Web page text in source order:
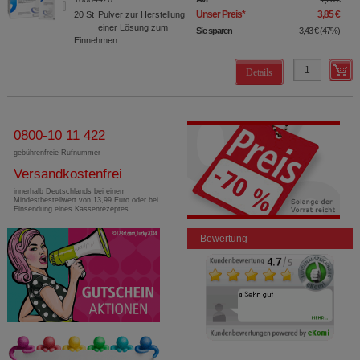
20 St Pulver zur Herstellung
einer Lösung zum
Einnehmen
Unser Preis* 3,85 €
Sie sparen 3,43 € (47%)
Details
0800-10 11 422
gebührenfreie Rufnummer
Versandkostenfrei
innerhalb Deutschlands bei einem
Mindestbestellwert von 13,99 Euro oder bei
Einsendung eines Kassenrezeptes
Bewertung